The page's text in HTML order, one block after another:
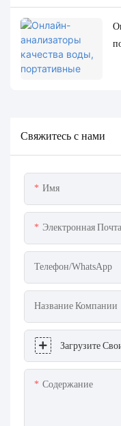
Свяжитесь с нами
Имя
Электронная Почта
Телефон/WhatsApp
Название Компании
Загрузите
Содержание